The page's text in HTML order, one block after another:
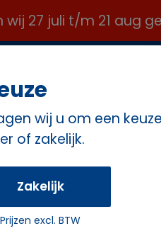
wij 27 juli t/m 21 aug
wij u om een
of zakelijk.
Zakelijk
Prijzen excl. BTW